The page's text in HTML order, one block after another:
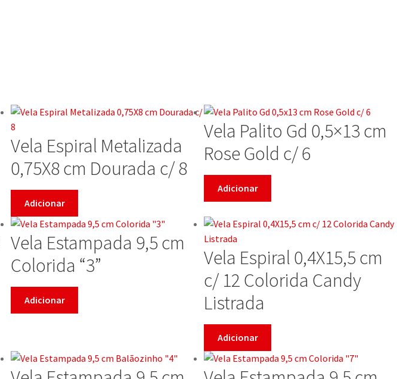
Vela Espiral Metalizada
0,75X8 cm Dourada c/ 8
Adicionar
Vela Palito Gd 0,5×13 cm
Rose Gold c/ 6
Adicionar
Vela Estampada 9,5 cm
Colorida “3”
Adicionar
Vela Espiral 0,4X15,5 cm
c/ 12 Colorida Candy
Listrada
Adicionar